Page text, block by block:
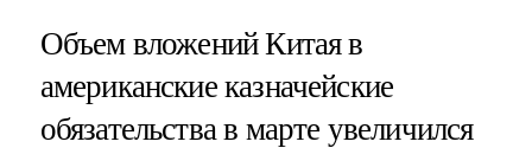
Объем вложений Китая в
американские казначейские
обязательства в марте увеличился